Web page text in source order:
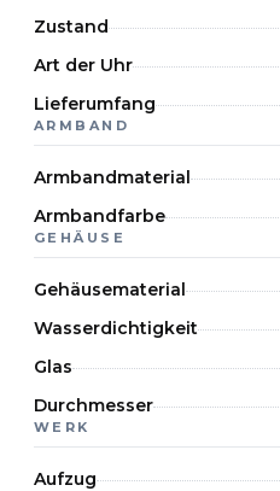
Zustand
Art der Uhr
Lieferumfang
ARMBAND
Armbandmaterial
Armbandfarbe
GEHÄUSE
Gehäusematerial
Wasserdichtigkeit
Glas
Durchmesser
WERK
Aufzug